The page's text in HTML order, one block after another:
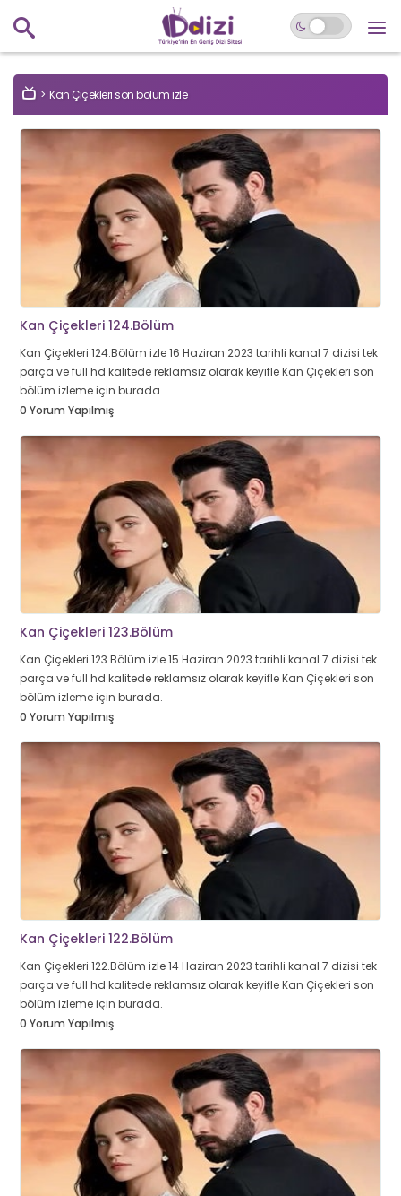
Kan Çiçekleri son bölüm izle
Kan Çiçekleri 124.Bölüm
Kan Çiçekleri 124.Bölüm izle 16 Haziran 2023 tarihli kanal 7 dizisi tek
parça ve full hd kalitede reklamsız olarak keyifle Kan Çiçekleri son
bölüm izleme için burada.
0 Yorum Yapılmış
Kan Çiçekleri 123.Bölüm
Kan Çiçekleri 123.Bölüm izle 15 Haziran 2023 tarihli kanal 7 dizisi tek
parça ve full hd kalitede reklamsız olarak keyifle Kan Çiçekleri son
bölüm izleme için burada.
0 Yorum Yapılmış
Kan Çiçekleri 122.Bölüm
Kan Çiçekleri 122.Bölüm izle 14 Haziran 2023 tarihli kanal 7 dizisi tek
parça ve full hd kalitede reklamsız olarak keyifle Kan Çiçekleri son
bölüm izleme için burada.
0 Yorum Yapılmış